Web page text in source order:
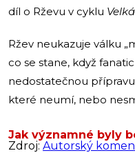
díl o Rževu v cyklu
Ržev neukazuje válku
co se stane, když
nedostatečnou
které neumí, nebo
Jak významné byly
Zdroj: Autorský